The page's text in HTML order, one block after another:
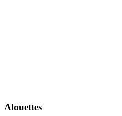
Alouettes